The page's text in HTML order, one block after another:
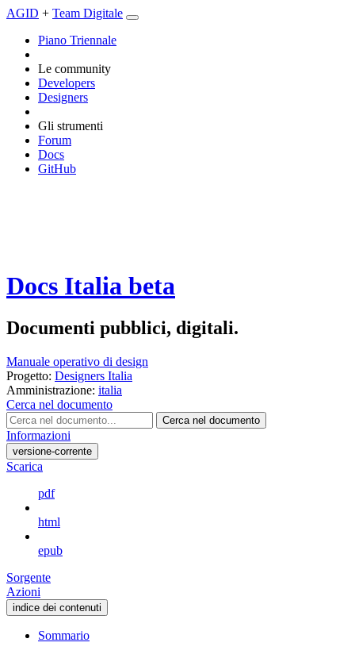
AGID + Team Digitale
Piano Triennale
Le community
Developers
Designers
Gli strumenti
Forum
Docs
GitHub
Docs Italia beta
Documenti pubblici, digitali.
Manuale operativo di design
Progetto: Designers Italia
Amministrazione: italia
Cerca nel documento
Cerca nel documento
Informazioni
versione-corrente
Scarica
pdf
html
epub
Sorgente
Azioni
indice dei contenuti
Sommario